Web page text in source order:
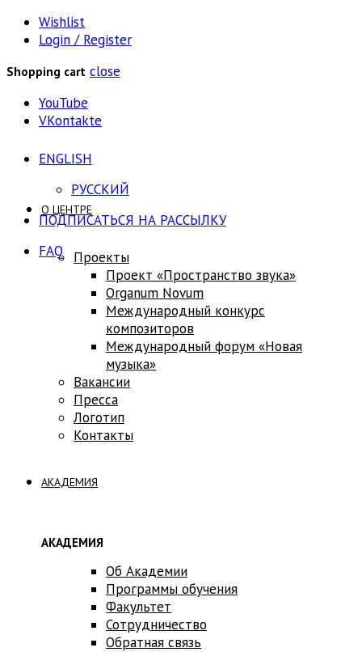
Wishlist
Login / Register
Shopping cart close
YouTube
VKontakte
ENGLISH
РУССКИЙ
ПОДПИСАТЬСЯ НА РАССЫЛКУ
FAQ
О ЦЕНТРЕ
Проекты
Проект «Пространство звука»
Оrganum Novum
Международный конкурс
композиторов
Международный форум «Новая
музыка»
Вакансии
Пресса
Логотип
Контакты
АКАДЕМИЯ
АКАДЕМИЯ
Об Академии
Программы обучения
Факультет
Сотрудничество
Обратная связь